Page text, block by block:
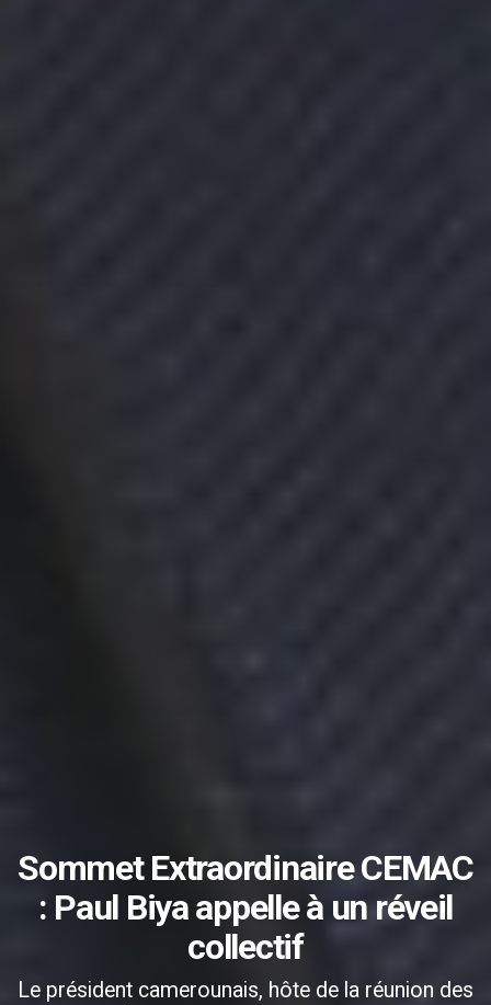
Sommet Extraordinaire CEMAC
: Paul Biya appelle à un réveil
collectif
Le président camerounais, hôte de la réunion des